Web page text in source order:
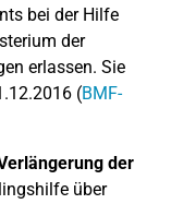
bei der Hilfe
der
erlassen. Sie
(BMF-
der
über